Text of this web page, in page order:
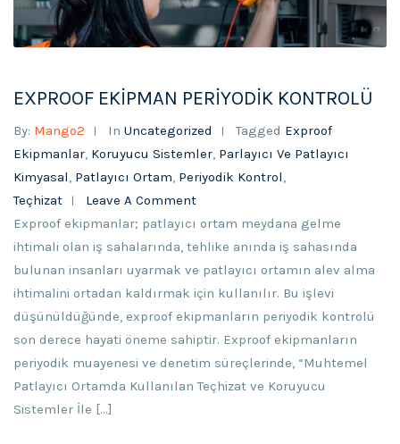
EXPROOF EKİPMAN PERİYODİK KONTROLÜ
By: Mango2 In Uncategorized Tagged Exproof
Ekipmanlar Koruyucu Sistemler Parlayıcı Ve Patlayıcı
Kimyasal Patlayıcı Ortam Periyodik Kontrol
Teçhizat
Leave A Comment
Exproof ekipmanlar; patlayıcı ortam meydana gelme
ihtimali olan iş sahalarında, tehlike anında iş sahasında
bulunan insanları uyarmak ve patlayıcı ortamın alev alma
ihtimalini ortadan kaldırmak için kullanılır. Bu işlevi
düşünüldüğünde, exproof ekipmanların periyodik kontrolü
son derece hayati öneme sahiptir. Exproof ekipmanların
periyodik muayenesi ve denetim süreçlerinde, “Muhtemel
Patlayıcı Ortamda Kullanılan Teçhizat ve Koruyucu
Sistemler İle […]